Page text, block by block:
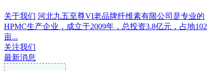
关于我们 河北九五至尊VI老品牌纤维素有限公司是专业的
HPMC生产企业，成立于2009年，总投资3.8亿元，占地102
亩...
关注我们
最新消息